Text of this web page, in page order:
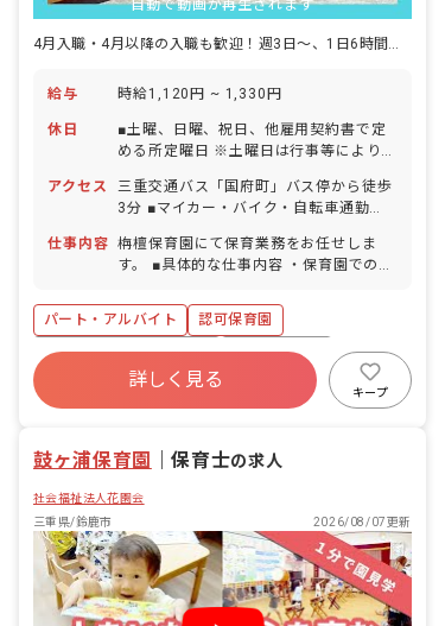
自動で動画が再生されます
給与 時給1,120円 ~ 1,330円
休日
■土曜、日曜、祝日、他雇用契約書で定
める所定曜日 ※土曜日は行事等により年
（12/29～1/3） ■有給休暇（法定通り
／取得率93％／5日以上の連休応相談）
■産前産後・育児休暇（取得率100％・
復帰率100％） ■介護・看護休暇 ■特別
による遅刻・早退・欠勤の相談も可
アクセス
三重交通バス「国府町」バス停から徒歩
3分 ■マイカー・バイク・自転車通勤
仕事内容 栴檀保育園にて保育業務をお任せしま
す。 ■具体的な仕事内容 ・保育園での保
び ・給食、お昼寝、トイレのサポート
・保護者との連携（アプリ含む） ・連絡
帳記入、他
パート・アルバイト
認可保育園
寮・住宅・家賃補助あり
社会保険完備
福利厚生充実
退職金制度
詳しく見る
キープ
鼓ヶ浦保育園 ｜保育士の求人
社会福祉法人花園会
三重県/鈴鹿市
2026/08/07更新